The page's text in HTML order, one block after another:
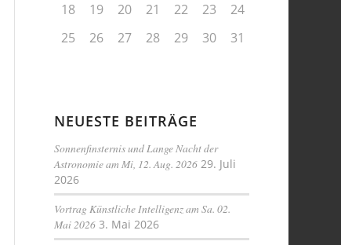
18
19 20 21 22 23
24
25
26 27 28 29 30 31
NEUESTE BEITRÄGE
Sonnenfinsternis und Lange Nacht der
Astronomie am Mi, 12. Aug. 2026 29. Juli
2026
Vortrag Künstliche Intelligenz am Sa. 02.
Mai 2026 3. Mai 2026